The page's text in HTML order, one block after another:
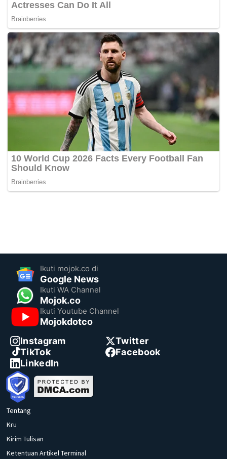
Ikuti mojok.co di
Google News
Ikuti WA Channel
Mojok.co
Ikuti Youtube Channel
Mojokdotco
Instagram
Twitter
TikTok
Facebook
LinkedIn
Tentang
Kru
Kirim Tulisan
Ketentuan Artikel Terminal